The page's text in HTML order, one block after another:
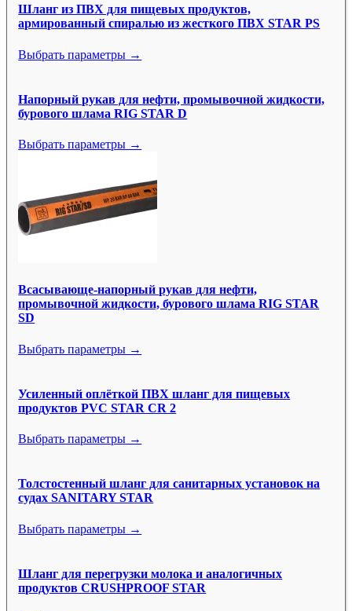
Шланг из ПВХ для пищевых продуктов,
армированный спиралью из жесткого ПВХ STAR PS
Выбрать параметры →
Напорный рукав для нефти, промывочной жидкости,
бурового шлама RIG STAR D
Выбрать параметры →
Всасывающе-напорный рукав для нефти,
промывочной жидкости, бурового шлама RIG STAR
SD
Выбрать параметры →
Усиленный оплёткой ПВХ шланг для пищевых
продуктов PVC STAR CR 2
Выбрать параметры →
Толстостенный шланг для санитарных установок на
судах SANITARY STAR
Выбрать параметры →
Шланг для перегрузки молока и аналогичных
продуктов CRUSHPROOF STAR